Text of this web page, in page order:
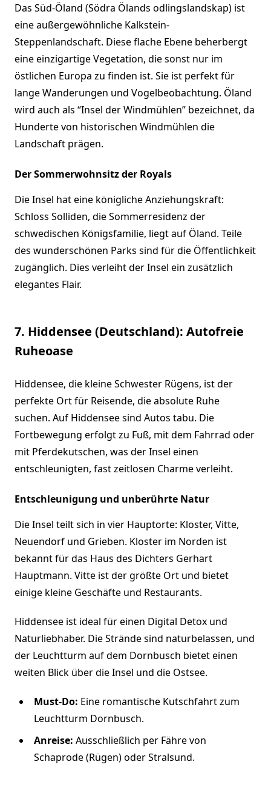
Das Süd-Öland (Södra Ölands odlingslandskap) ist
eine außergewöhnliche Kalkstein-
Steppenlandschaft. Diese flache Ebene beherbergt
eine einzigartige Vegetation, die sonst nur im
östlichen Europa zu finden ist. Sie ist perfekt für
lange Wanderungen und Vogelbeobachtung. Öland
wird auch als “Insel der Windmühlen” bezeichnet, da
Hunderte von historischen Windmühlen die
Landschaft prägen.
Der Sommerwohnsitz der Royals
Die Insel hat eine königliche Anziehungskraft:
Schloss Solliden, die Sommerresidenz der
schwedischen Königsfamilie, liegt auf Öland. Teile
des wunderschönen Parks sind für die Öffentlichkeit
zugänglich. Dies verleiht der Insel ein zusätzlich
elegantes Flair.
7. Hiddensee (Deutschland): Autofreie
Ruheoase
Hiddensee, die kleine Schwester Rügens, ist der
perfekte Ort für Reisende, die absolute Ruhe
suchen. Auf Hiddensee sind Autos tabu. Die
Fortbewegung erfolgt zu Fuß, mit dem Fahrrad oder
mit Pferdekutschen, was der Insel einen
entschleunigten, fast zeitlosen Charme verleiht.
Entschleunigung und unberührte Natur
Die Insel teilt sich in vier Hauptorte: Kloster, Vitte,
Neuendorf und Grieben. Kloster im Norden ist
bekannt für das Haus des Dichters Gerhart
Hauptmann. Vitte ist der größte Ort und bietet
einige kleine Geschäfte und Restaurants.
Hiddensee ist ideal für einen Digital Detox und
Naturliebhaber. Die Strände sind naturbelassen, und
der Leuchtturm auf dem Dornbusch bietet einen
weiten Blick über die Insel und die Ostsee.
Must-Do: Eine romantische Kutschfahrt zum
Leuchtturm Dornbusch.
Anreise: Ausschließlich per Fähre von
Schaprode (Rügen) oder Stralsund.